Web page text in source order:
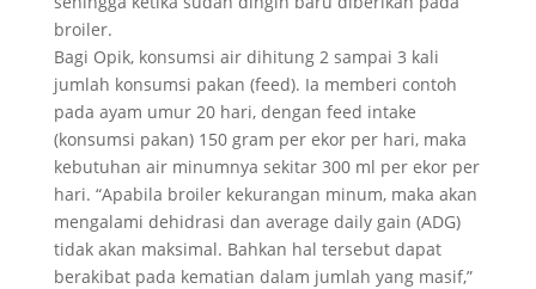
broiler.
Bagi Opik, konsumsi air dihitung 2 sampai 3 kali
jumlah konsumsi pakan (feed). Ia memberi contoh
pada ayam umur 20 hari, dengan feed intake
(konsumsi pakan) 150 gram per ekor per hari, maka
kebutuhan air minumnya sekitar 300 ml per ekor per
hari. “Apabila broiler kekurangan minum, maka akan
mengalami dehidrasi dan average daily gain (ADG)
tidak akan maksimal. Bahkan hal tersebut dapat
berakibat pada kematian dalam jumlah yang masif,”